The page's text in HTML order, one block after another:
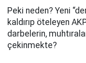
Peki neden? Yeni
kaldırıp öteleyen
darbelerin,
çekinmekte?